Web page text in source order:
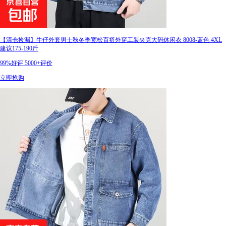
【清仓捡漏】牛仔外套男士秋冬季宽松百搭外穿工装夹克大码休闲衣 8008-蓝色 4XL
建议175-190斤
99%好评 5000+评价
立即抢购